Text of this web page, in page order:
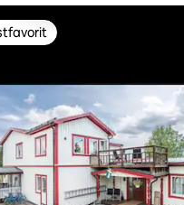
betyg, 110 omdömen
gästfavorit